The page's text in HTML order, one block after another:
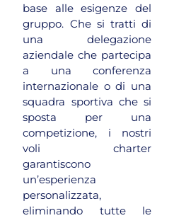
base alle esigenze del
gruppo. Che si tratti di
una delegazione
aziendale che partecipa
a una conferenza
internazionale o di una
squadra sportiva che si
sposta per una
competizione, i nostri
voli charter
garantiscono
un’esperienza
personalizzata,
eliminando tutte le